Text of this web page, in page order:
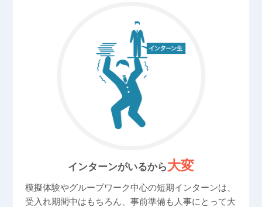
インターンがいるから大変
模擬体験やグループワーク中心の短期インターンは、
受入れ期間中はもちろん、事前準備も人事にとって大